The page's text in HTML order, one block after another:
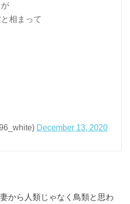
相まって
December 13, 2020
から人類じゃなく鳥類と思わ